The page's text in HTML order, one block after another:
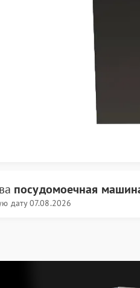
посудомоечная машина
дату 07.08.2026